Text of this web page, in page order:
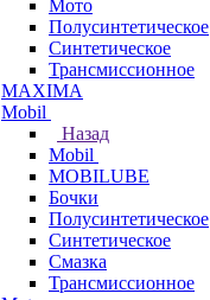
Мото
Полусинтетическое
Синтетическое
Трансмиссионное
MAXIMA
Mobil
Назад
Mobil
MOBILUBE
Бочки
Полусинтетическое
Синтетическое
Смазка
Трансмиссионное